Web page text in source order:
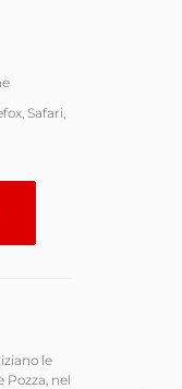
Safari,
le
nel